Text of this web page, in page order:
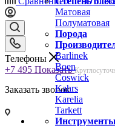
Матовая
Полуматовая
Порода
Barlinek
Boen
Coswick
Kahrs
Karelia
Tarkett
Телефоны
+7 495 Показать
Заказать звонок